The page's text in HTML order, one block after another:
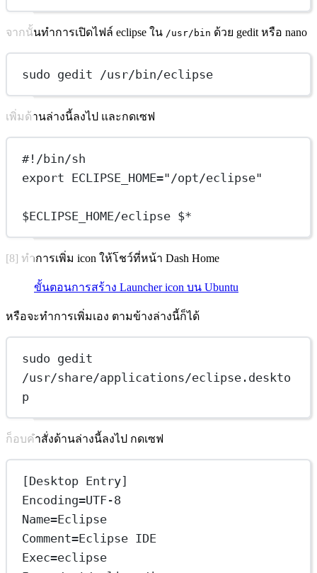
จากนั้นทำการเปิดไฟล์ eclipse ใน /usr/bin ด้วย gedit หรือ nano
sudo gedit /usr/bin/eclipse
เพิ่มด้านล่างนี้ลงไป และกดเซฟ
#!/bin/sh
export ECLIPSE_HOME="/opt/eclipse"
$ECLIPSE_HOME/eclipse $*
[8] ทำการเพิ่ม icon ให้โชว์ที่หน้า Dash Home
ขั้นตอนการสร้าง Launcher icon บน Ubuntu
หรือจะทำการเพิ่มเอง ตามข้างล่างนี้ก็ได้
sudo gedit
/usr/share/applications/eclipse.deskto
p
ก็อบคำสั่งด้านล่างนี้ลงไป กดเซฟ
[Desktop Entry]
Encoding=UTF-8
Name=Eclipse
Comment=Eclipse IDE
Exec=eclipse